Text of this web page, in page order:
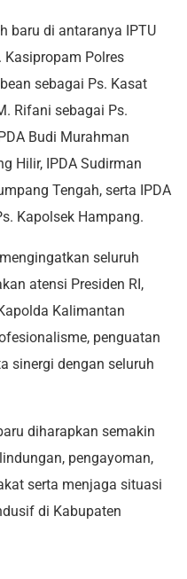
baru di antaranya IPTU
Kasipropam Polres
sebagai Ps. Kasat
Rifani sebagai Ps.
Budi Murahman
Hilir, IPDA Sudirman
Tengah, serta IPDA
Kapolsek Hampang.
seluruh
atensi Presiden RI,
Kalimantan
penguatan
sinergi dengan seluruh
diharapkan semakin
pengayoman,
serta menjaga situasi
di Kabupaten